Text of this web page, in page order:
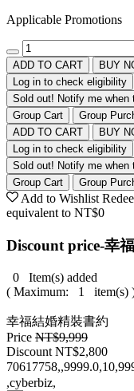
Applicable Promotions
ADD TO CART BUY
Log in to check eligibility
Sold out! Notify me when
Group Cart
Group
ADD TO CART
BUY
Log in to check eligibility
Sold out! Notify me when
Group Cart
Group
Add to Wishlist
equivalent to NT$0
Discount price-幸
0 Item(s) added
( Maximum: 1 item(s)
幸福結婚精裝書約
Price NT$9,999
Discount NT$2,800
,cyberbiz,